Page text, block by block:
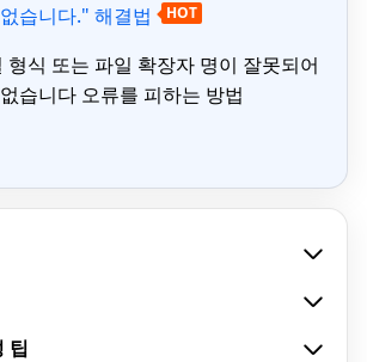
습니다." 해결법
HOT
형식 또는 파일 확장자 명이 잘못되어
습니다 오류를 피하는 방법
팁